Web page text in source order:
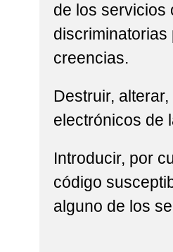
de los servicios
creencias.
Destruir,
electrónicos de
Introducir, por
código
alguno de los